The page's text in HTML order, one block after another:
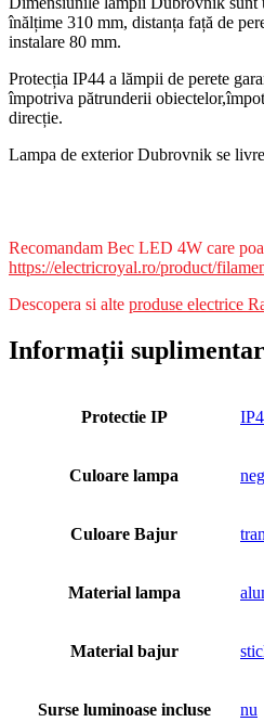
înălțime 310 mm, distanța față de
instalare 80 mm.
Protecția IP44 a lămpii de perete
împotriva pătrunderii
direcție.
Lampa de exterior Dubrovnik se
Recomandam Bec LED 4W care
https://electricroyal.ro/product/
Descopera si alte produse electrice
Informații
Protectie IP
Culoare lampa
Culoare Bajur
Material lampa
Material bajur
Surse luminoase incluse nu